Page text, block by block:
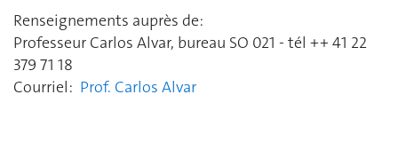
Renseignements auprès de:
Professeur Carlos Alvar, bureau SO 021 - tél ++ 41 22
379 71 18
Courriel: Prof. Carlos Alvar